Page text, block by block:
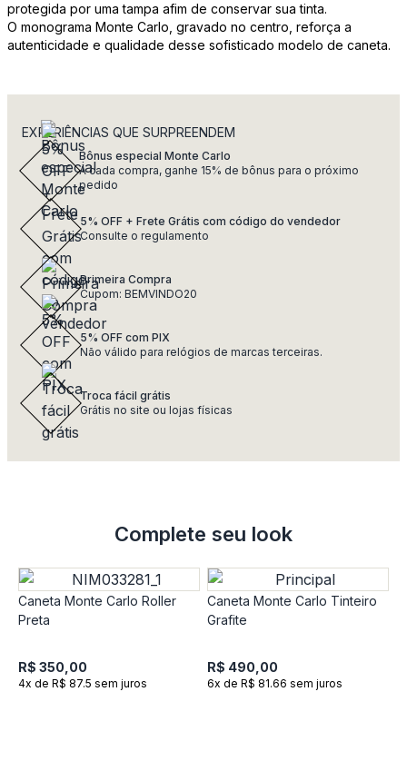
protegida por uma tampa afim de conservar sua tinta.
O monograma Monte Carlo, gravado no centro, reforça a
autenticidade e qualidade desse sofisticado modelo de caneta.
EXPERIÊNCIAS QUE SURPREENDEM
Bônus especial Monte Carlo
A cada compra, ganhe 15% de bônus para o próximo
pedido
5% OFF + Frete Grátis com código do vendedor
Consulte o regulamento
Primeira Compra
Cupom: BEMVINDO20
5% OFF com PIX
Não válido para relógios de marcas terceiras.
Troca fácil grátis
Grátis no site ou lojas físicas
Complete seu look
Caneta Monte Carlo Roller
Preta
R$ 350,00
4x de R$ 87.5 sem juros
Caneta Monte Carlo Tinteiro
Grafite
R$ 490,00
6x de R$ 81.66 sem juros